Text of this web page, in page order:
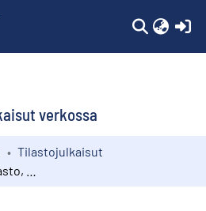
verkossa
Tilastojulkaisut